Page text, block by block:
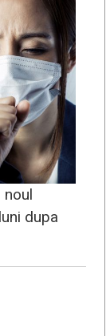
noul
dupa